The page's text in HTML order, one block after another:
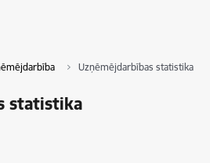
Uzņēmējdarbības statistika
statistika